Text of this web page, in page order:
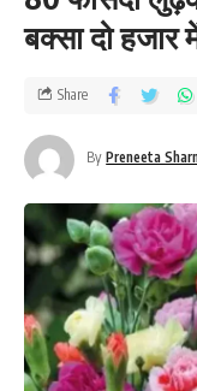
बक्सा दो
By Preneeta
Share